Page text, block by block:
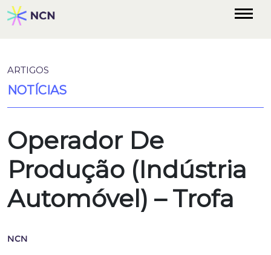
ARTIGOS
NOTÍCIAS
Operador De
Produção (Indústria
Automóvel) – Trofa
NCN